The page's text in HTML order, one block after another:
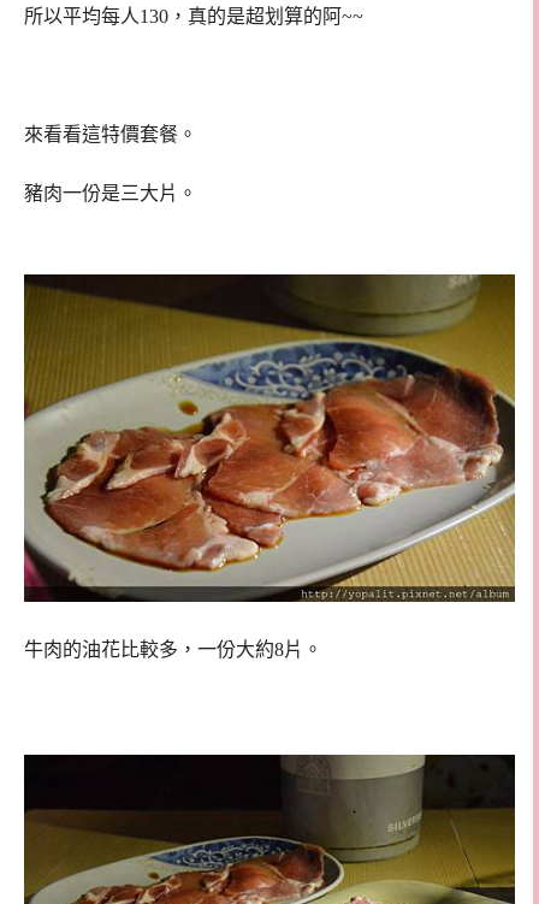
所以平均每人130，真的是超划算的阿~~
來看看這特價套餐。
豬肉一份是三大片。
牛肉的油花比較多，一份大約8片。